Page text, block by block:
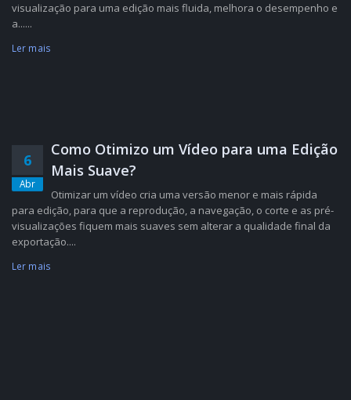
visualização para uma edição mais fluida, melhora o desempenho e
a......
Ler mais
6
Abr
Como Otimizo um Vídeo para uma Edição
Mais Suave?
Otimizar um vídeo cria uma versão menor e mais rápida
para edição, para que a reprodução, a navegação, o corte e as pré-
visualizações fiquem mais suaves sem alterar a qualidade final da
exportação....
Ler mais